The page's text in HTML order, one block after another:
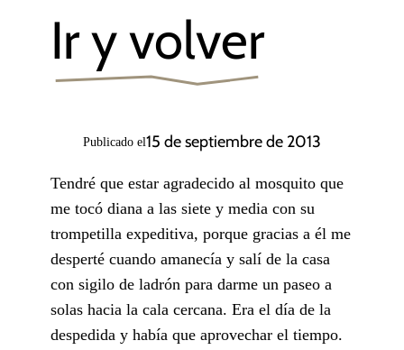
Ir y volver
Publicado el15 de septiembre de 2013
Tendré que estar agradecido al mosquito que
me tocó diana a las siete y media con su
trompetilla expeditiva, porque gracias a él me
desperté cuando amanecía y salí de la casa
con sigilo de ladrón para darme un paseo a
solas hacia la cala cercana. Era el día de la
despedida y había que aprovechar el tiempo.